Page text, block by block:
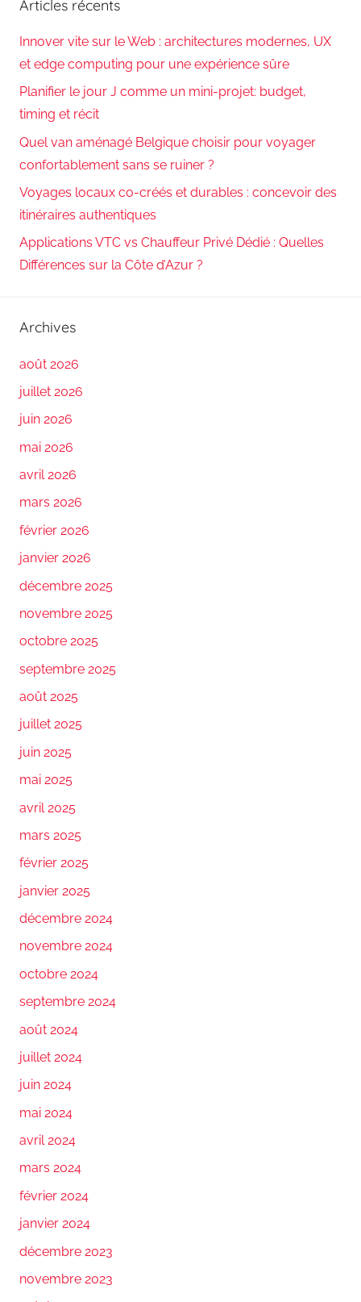
Articles récents
Innover vite sur le Web : architectures modernes, UX
et edge computing pour une expérience sûre
Planifier le jour J comme un mini-projet: budget,
timing et récit
Quel van aménagé Belgique choisir pour voyager
confortablement sans se ruiner ?
Voyages locaux co-créés et durables : concevoir des
itinéraires authentiques
Applications VTC vs Chauffeur Privé Dédié : Quelles
Différences sur la Côte d’Azur ?
Archives
août 2026
juillet 2026
juin 2026
mai 2026
avril 2026
mars 2026
février 2026
janvier 2026
décembre 2025
novembre 2025
octobre 2025
septembre 2025
août 2025
juillet 2025
juin 2025
mai 2025
avril 2025
mars 2025
février 2025
janvier 2025
décembre 2024
novembre 2024
octobre 2024
septembre 2024
août 2024
juillet 2024
juin 2024
mai 2024
avril 2024
mars 2024
février 2024
janvier 2024
décembre 2023
novembre 2023